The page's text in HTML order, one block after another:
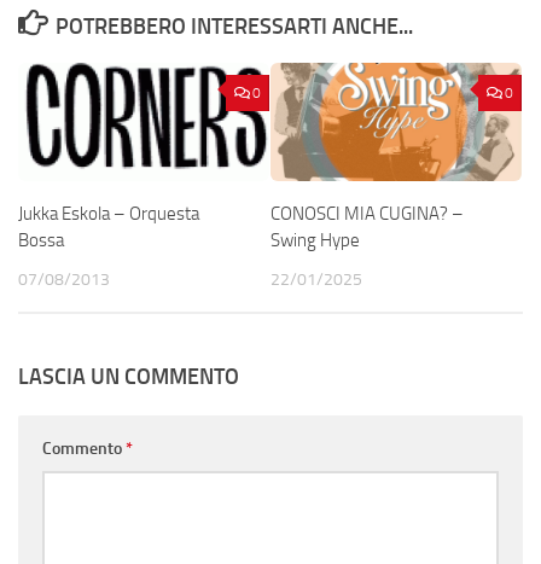
POTREBBERO INTERESSARTI ANCHE...
0
Jukka Eskola – Orquesta
Bossa
07/08/2013
0
CONOSCI MIA CUGINA? –
Swing Hype
22/01/2025
LASCIA UN COMMENTO
Commento*